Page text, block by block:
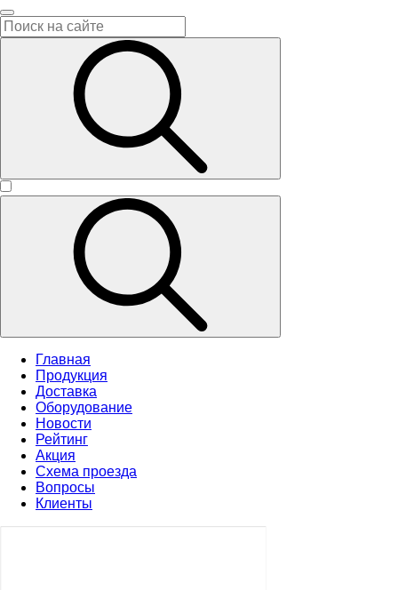
Главная
Продукция
Доставка
Оборудование
Новости
Рейтинг
Акция
Схема проезда
Вопросы
Клиенты